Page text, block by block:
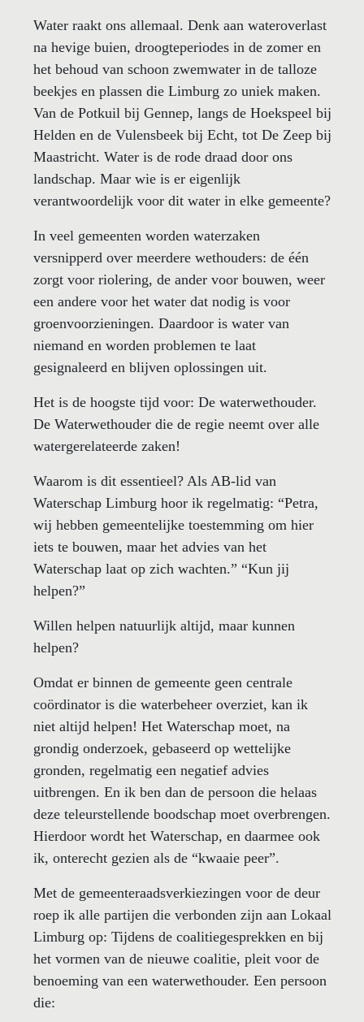
Water raakt ons allemaal. Denk aan wateroverlast
na hevige buien, droogteperiodes in de zomer en
het behoud van schoon zwemwater in de talloze
beekjes en plassen die Limburg zo uniek maken.
Van de Potkuil bij Gennep, langs de Hoekspeel bij
Helden en de Vulensbeek bij Echt, tot De Zeep bij
Maastricht. Water is de rode draad door ons
landschap. Maar wie is er eigenlijk
verantwoordelijk voor dit water in elke gemeente?
In veel gemeenten worden waterzaken
versnipperd over meerdere wethouders: de één
zorgt voor riolering, de ander voor bouwen, weer
een andere voor het water dat nodig is voor
groenvoorzieningen. Daardoor is water van
niemand en worden problemen te laat
gesignaleerd en blijven oplossingen uit.
Het is de hoogste tijd voor: De waterwethouder.
De Waterwethouder die de regie neemt over alle
watergerelateerde zaken!
Waarom is dit essentieel? Als AB-lid van
Waterschap Limburg hoor ik regelmatig: “Petra,
wij hebben gemeentelijke toestemming om hier
iets te bouwen, maar het advies van het
Waterschap laat op zich wachten.” “Kun jij
helpen?”
Willen helpen natuurlijk altijd, maar kunnen
helpen?
Omdat er binnen de gemeente geen centrale
coördinator is die waterbeheer overziet, kan ik
niet altijd helpen! Het Waterschap moet, na
grondig onderzoek, gebaseerd op wettelijke
gronden, regelmatig een negatief advies
uitbrengen. En ik ben dan de persoon die helaas
deze teleurstellende boodschap moet overbrengen.
Hierdoor wordt het Waterschap, en daarmee ook
ik, onterecht gezien als de “kwaaie peer”.
Met de gemeenteraadsverkiezingen voor de deur
roep ik alle partijen die verbonden zijn aan Lokaal
Limburg op: Tijdens de coalitiegesprekken en bij
het vormen van de nieuwe coalitie, pleit voor de
benoeming van een waterwethouder. Een persoon
die: